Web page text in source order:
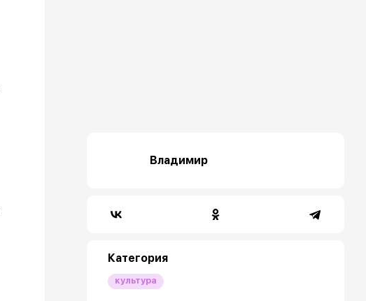
Владимир
Категория
культура